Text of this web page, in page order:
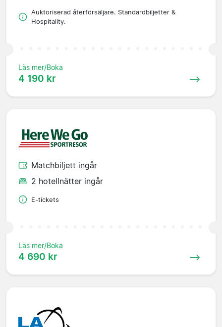
Auktoriserad återförsäljare. Standardbiljetter &
Hospitality.
Läs mer/Boka
4 190 kr
Matchbiljett ingår
2 hotellnätter ingår
E-tickets
Läs mer/Boka
4 690 kr